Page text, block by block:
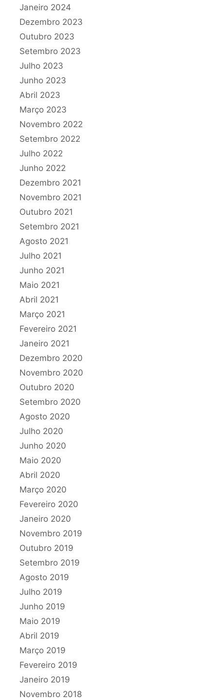
Janeiro 2024
Dezembro 2023
Outubro 2023
Setembro 2023
Julho 2023
Junho 2023
Abril 2023
Março 2023
Novembro 2022
Setembro 2022
Julho 2022
Junho 2022
Dezembro 2021
Novembro 2021
Outubro 2021
Setembro 2021
Agosto 2021
Julho 2021
Junho 2021
Maio 2021
Abril 2021
Março 2021
Fevereiro 2021
Janeiro 2021
Dezembro 2020
Novembro 2020
Outubro 2020
Setembro 2020
Agosto 2020
Julho 2020
Junho 2020
Maio 2020
Abril 2020
Março 2020
Fevereiro 2020
Janeiro 2020
Novembro 2019
Outubro 2019
Setembro 2019
Agosto 2019
Julho 2019
Junho 2019
Maio 2019
Abril 2019
Março 2019
Fevereiro 2019
Janeiro 2019
Novembro 2018